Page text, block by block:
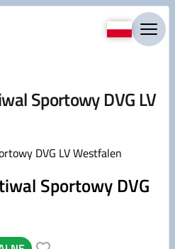
Sportowy DVG LV
Sportowy DVG